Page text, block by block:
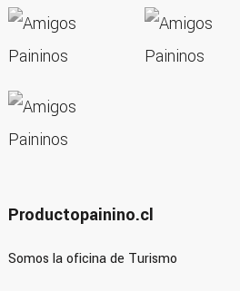
Productopainino.cl
Somos la oficina de Turismo